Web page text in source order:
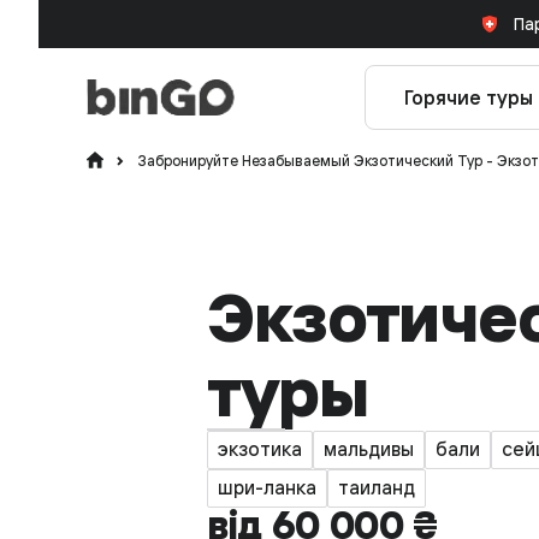
Горячие туры
Забронируйте Незабываемый Экзотический Тур -
туры
экзотика мальдивы бали
шри-ланка
таиланд
від 60 000 ₴